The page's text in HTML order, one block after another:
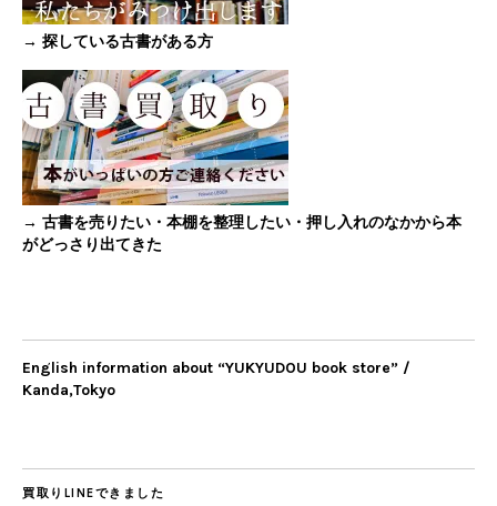
→ 探している古書がある方
→ 古書を売りたい・本棚を整理したい・押し入れのなかから本
がどっさり出てきた
English information about “YUKYUDOU book store” /
Kanda,Tokyo
買取りLINEできました